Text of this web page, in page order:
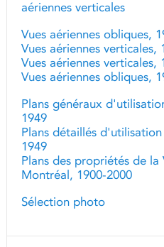
aériennes verticales
Vues aériennes obliques,
Vues aériennes verticales,
Vues aériennes verticales,
Vues aériennes obliques,
Plans généraux
1949
Plans détaillés
1949
Plans des propriétés de la
Montréal, 1900-2000
Sélection photo